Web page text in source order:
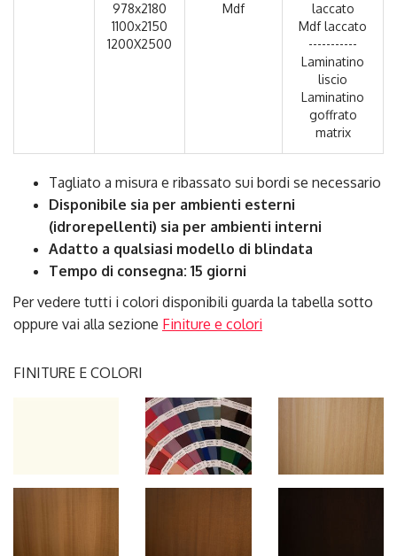
978x2180
1100x2150
1200X2500
Mdf
laccato
Mdf laccato
-----------
Laminatino
liscio
Laminatino
goffrato
matrix
Tagliato a misura e ribassato sui bordi se necessario
Disponibile sia per ambienti esterni
(idrorepellenti) sia per ambienti interni
Adatto a qualsiasi modello di blindata
Tempo di consegna: 15 giorni
Per vedere tutti i colori disponibili guarda la tabella sotto
oppure vai alla sezione Finiture e colori
FINITURE E COLORI